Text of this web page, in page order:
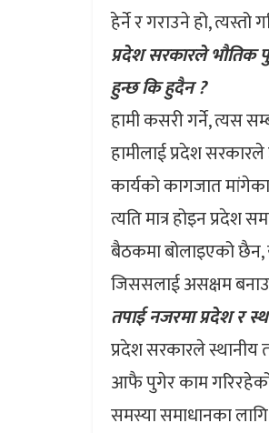
हेर्ने र गराउने हो, त्यस्तो
प्रदेश सरकारले भौतिक
हुन्छ कि हुदैन ?
हामी कसरी गर्ने, त्यस
हामीलाई प्रदेश
कार्यको कागजात
त्यति मात्र होइन
बैठकमा बोलाइएको छैन,
जिससलाई असक्षम
तपाई नजरमा प्रदेश र
प्रदेश सरकारले स्थानीय
आफै पुगेर काम गरिरहेको
समस्या समाधानका